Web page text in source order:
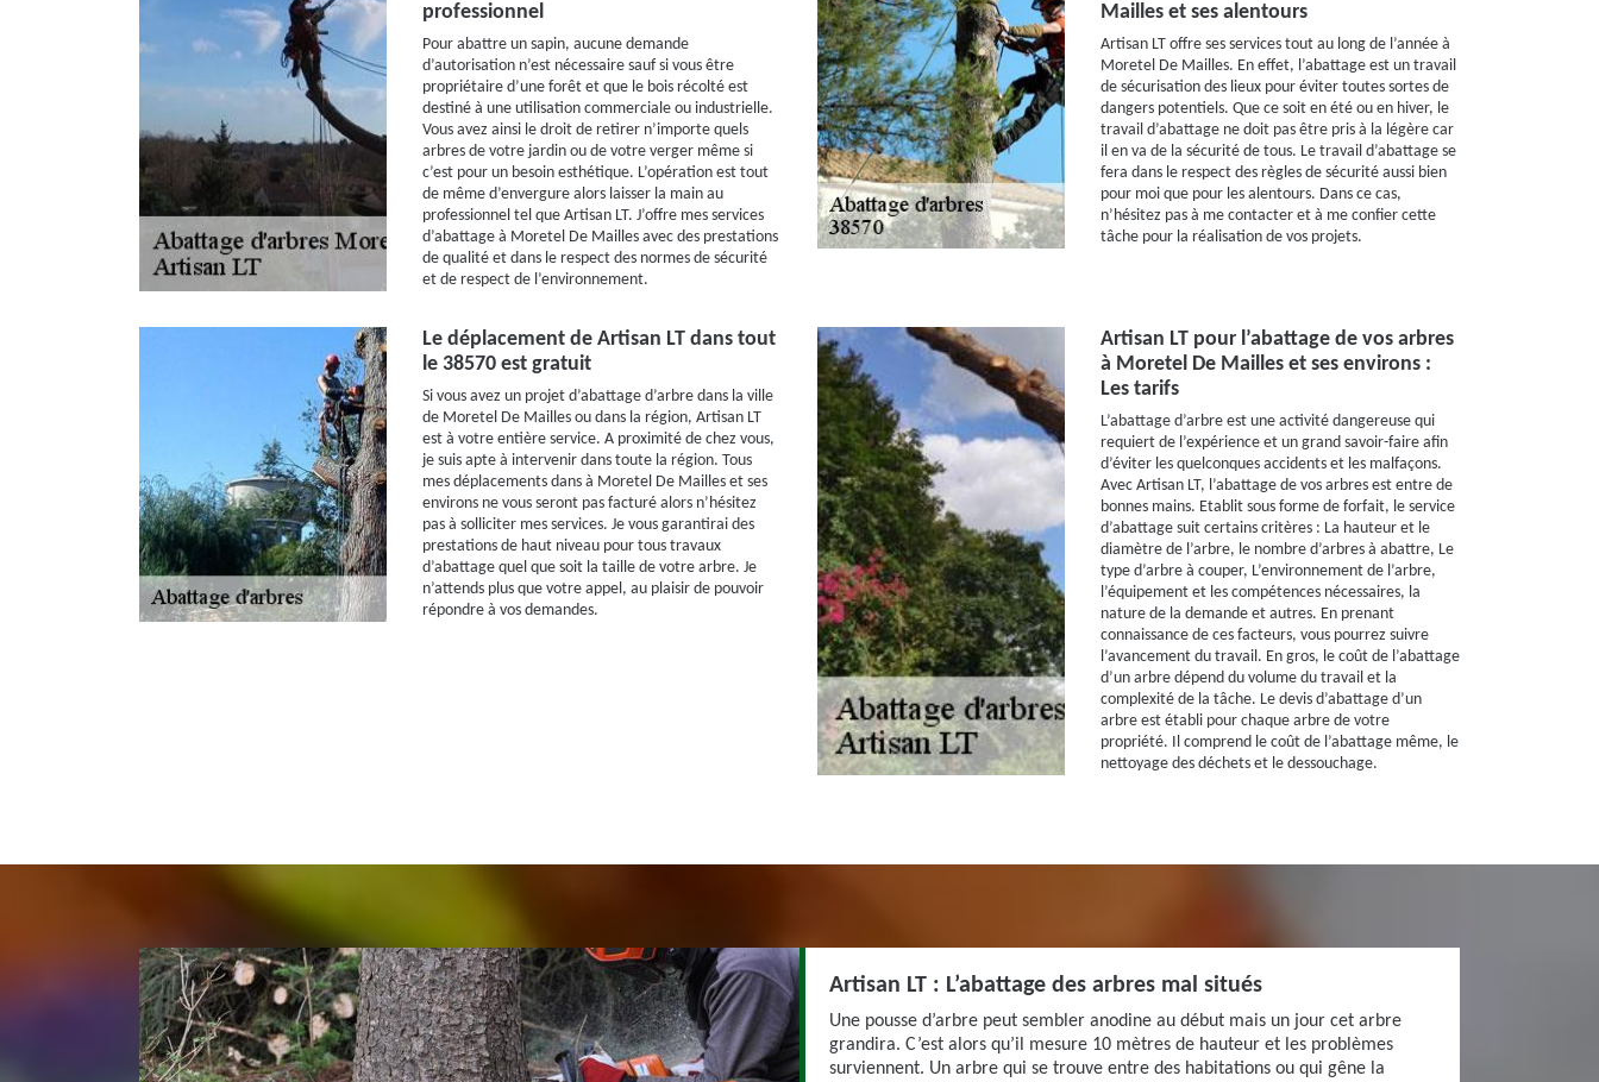
professionnel
Pour abattre un sapin, aucune demande
d’autorisation n’est nécessaire sauf si vous être
propriétaire d’une forêt et que le bois récolté est
destiné à une utilisation commerciale ou industrielle.
Vous avez ainsi le droit de retirer n’importe quels
arbres de votre jardin ou de votre verger même si
c’est pour un besoin esthétique. L’opération est tout
de même d’envergure alors laisser la main au
professionnel tel que Artisan LT. J’offre mes services
d’abattage à Moretel De Mailles avec des prestations
de qualité et dans le respect des normes de sécurité
et de respect de l’environnement.
Mailles et ses alentours
Artisan LT offre ses services tout au long de l’année à
Moretel De Mailles. En effet, l’abattage est un travail
de sécurisation des lieux pour éviter toutes sortes de
dangers potentiels. Que ce soit en été ou en hiver, le
travail d’abattage ne doit pas être pris à la légère car
il en va de la sécurité de tous. Le travail d’abattage se
fera dans le respect des règles de sécurité aussi bien
pour moi que pour les alentours. Dans ce cas,
n’hésitez pas à me contacter et à me confier cette
tâche pour la réalisation de vos projets.
Le déplacement de Artisan LT dans tout
le 38570 est gratuit
Si vous avez un projet d’abattage d’arbre dans la ville
de Moretel De Mailles ou dans la région, Artisan LT
est à votre entière service. A proximité de chez vous,
je suis apte à intervenir dans toute la région. Tous
mes déplacements dans à Moretel De Mailles et ses
environs ne vous seront pas facturé alors n’hésitez
pas à solliciter mes services. Je vous garantirai des
prestations de haut niveau pour tous travaux
d’abattage quel que soit la taille de votre arbre. Je
n’attends plus que votre appel, au plaisir de pouvoir
répondre à vos demandes.
Artisan LT pour l’abattage de vos arbres
à Moretel De Mailles et ses environs :
Les tarifs
L’abattage d’arbre est une activité dangereuse qui
requiert de l’expérience et un grand savoir-faire afin
d’éviter les quelconques accidents et les malfaçons.
Avec Artisan LT, l’abattage de vos arbres est entre de
bonnes mains. Etablit sous forme de forfait, le service
d’abattage suit certains critères : La hauteur et le
diamètre de l’arbre, le nombre d’arbres à abattre, Le
type d’arbre à couper, L’environnement de l’arbre,
l’équipement et les compétences nécessaires, la
nature de la demande et autres. En prenant
connaissance de ces facteurs, vous pourrez suivre
l’avancement du travail. En gros, le coût de l’abattage
d’un arbre dépend du volume du travail et la
complexité de la tâche. Le devis d’abattage d’un
arbre est établi pour chaque arbre de votre
propriété. Il comprend le coût de l’abattage même, le
nettoyage des déchets et le dessouchage.
Artisan LT : L’abattage des arbres mal situés
Une pousse d’arbre peut sembler anodine au début mais un jour cet arbre
grandira. C’est alors qu’il mesure 10 mètres de hauteur et les problèmes
surviennent. Un arbre qui se trouve entre des habitations ou qui gêne la